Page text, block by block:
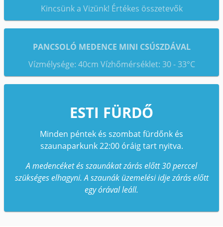
Kincsünk a Vizünk! Értékes összetevők
PANCSOLÓ MEDENCE MINI CSÚSZDÁVAL
Vízmélysége: 40cm Vízhőmérséklet: 30 - 33°C
ESTI FÜRDŐ
Minden péntek és szombat fürdőnk és
szaunaparkunk 22:00 óráig tart nyitva.
A medencéket és szaunákat zárás előtt 30 perccel
szükséges elhagyni. A szaunák üzemelési idje zárás előtt
egy órával leáll.